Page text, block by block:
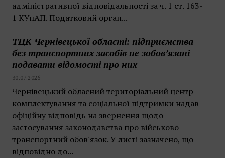
адміністративної відповідальності за ч. 1 ст. 163-
1 КУпАП. Податковий орган...
ТЦК Чернівецької області: підприємства
без транспортних засобів не зобов’язані
подавати відомості про них
30.07.2026
Чернівецький обласний територіальний центр
комплектування та соціальної підтримки надав
офіційну відповідь на звернення щодо
застосування законодавства про військово-
транспортний обов'язок. У листі зазначено, що
відповідно до...